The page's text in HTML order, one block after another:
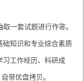
一套试题进行作答。
础知识和专业综合素质
习工作经历、科研成
带优盘拷贝。